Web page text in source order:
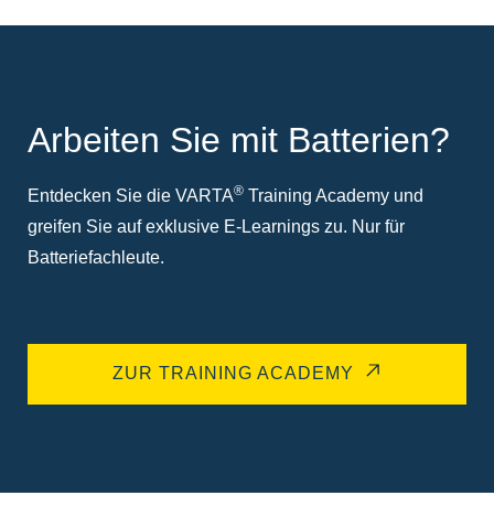
Arbeiten Sie mit Batterien?
Entdecken Sie die VARTA® Training Academy und
greifen Sie auf exklusive E-Learnings zu. Nur für
Batteriefachleute.
ZUR TRAINING ACADEMY